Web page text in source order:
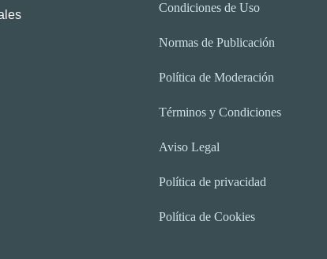
Condiciones de Uso
Normas de Publicación
Política de Moderación
Términos y Condiciones
Aviso Legal
Política de privacidad
Política de Cookies